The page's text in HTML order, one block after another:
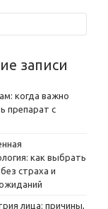
записи
когда важно
препарат с
как выбрать
страха и
лица: причины,